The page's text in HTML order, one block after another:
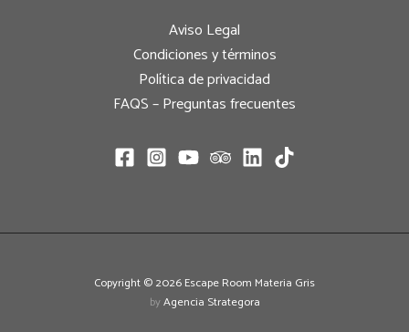
Aviso Legal
Condiciones y términos
Política de privacidad
FAQS – Preguntas frecuentes
Copyright © 2026 Escape Room Materia Gris
byAgencia Strategora